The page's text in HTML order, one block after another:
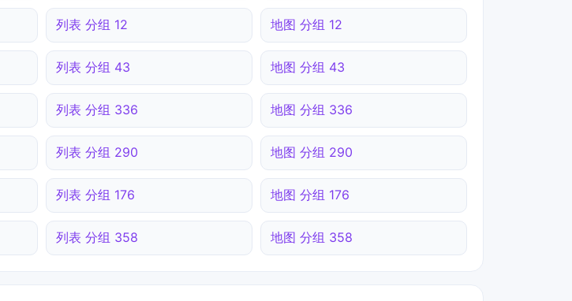
列表 分组 12 地图 分组 12
列表 分组 43 地图 分组 43
列表 分组 336 地图 分组 336
列表 分组 290 地图 分组 290
列表 分组 176 地图 分组 176
列表 分组 358 地图 分组 358